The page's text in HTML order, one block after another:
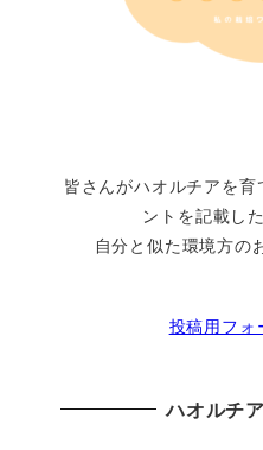
皆さんがハオルチアを
ントを記載し
自分と似た環境方の
投稿用フォ
ハオルチ